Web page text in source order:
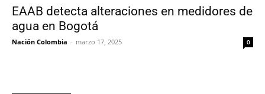
EAAB detecta alteraciones en medidores de
agua en Bogotá
Nación Colombia - marzo 17, 2025 0